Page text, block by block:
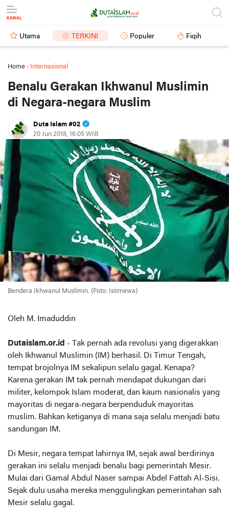
Utama TERKINI Populer Fiqih
Home › Internasional
Benalu Gerakan Ikhwanul Muslimin
di Negara-negara Muslim
Duta Islam #02
20 Jun 2018, 16:05 WIB
Bendera Ikhwanul Muslimin. (Foto: Istimewa)
Oleh M. Imaduddin
Dutaislam.or.id - Tak pernah ada revolusi yang digerakkan
oleh Ikhwanul Muslimin (IM) berhasil. Di Timur Tengah,
tempat brojolnya IM sekalipun selalu gagal. Kenapa?
Karena gerakan IM tak pernah mendapat dukungan dari
militer, kelompok Islam moderat, dan kaum nasionalis yang
mayoritas di negara-negara berpenduduk mayoritas
muslim. Bahkan ketiganya di mana saja selalu menjadi batu
sandungan IM.
Di Mesir, negara tempat lahirnya IM, sejak awal berdirinya
gerakan ini selalu menjadi benalu bagi pemerintah Mesir.
Mulai dari Gamal Abdul Naser sampai Abdel Fattah Al-Sisi.
Sejak dulu usaha mereka menggulingkan pemerintahan sah
Mesir selalu gagal.